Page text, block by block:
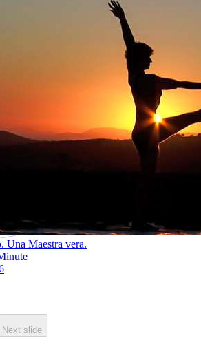
Una Maestra vera.
Next slide